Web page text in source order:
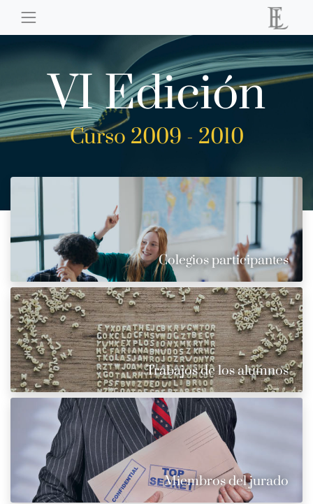
VI Edición
Curso 2009 - 2010
Colegios participantes
Trabajos de los alumnos
Miembros del jurado